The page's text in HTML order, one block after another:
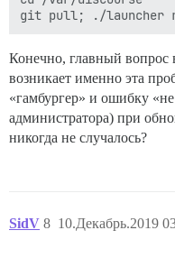
Конечно, главный вопрос
возникает именно эта
«гамбургер» и ошибку
администратора) при
никогда не случалось?
SidV 10.Декабрь.2019
8